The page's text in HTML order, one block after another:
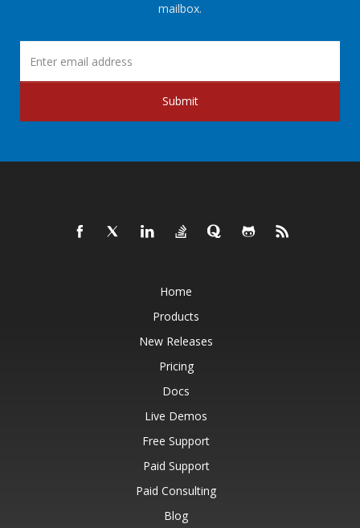
mailbox.
Submit
Home
Products
New Releases
Pricing
Docs
Live Demos
Free Support
Paid Support
Paid Consulting
Blog